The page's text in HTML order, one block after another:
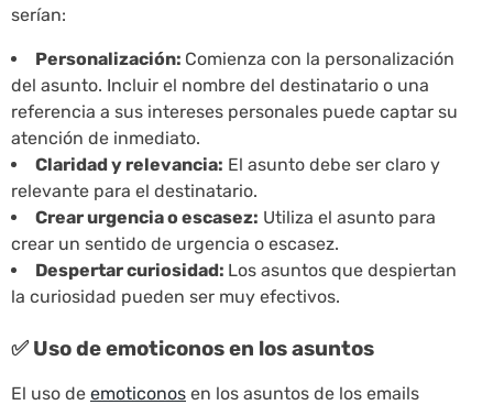
serían:
Personalización: Comienza con la personalización
del asunto. Incluir el nombre del destinatario o una
referencia a sus intereses personales puede captar su
atención de inmediato.
Claridad y relevancia: El asunto debe ser claro y
relevante para el destinatario.
Crear urgencia o escasez: Utiliza el asunto para
crear un sentido de urgencia o escasez.
Despertar curiosidad: Los asuntos que despiertan
la curiosidad pueden ser muy efectivos.
✅ Uso de emoticonos en los asuntos
El uso de emoticonos en los asuntos de los emails